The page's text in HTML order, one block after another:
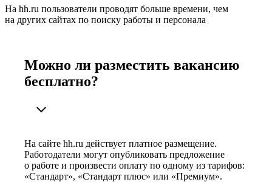
На hh.ru пользователи проводят больше времени, чем
на других сайтах по поиску работы и персонала
Можно ли разместить вакансию
бесплатно?
На сайте hh.ru действует платное размещение.
Работодатели могут опубликовать предложение
о работе и произвести оплату по одному из тарифов:
«Стандарт», «Стандарт плюс» или «Премиум».